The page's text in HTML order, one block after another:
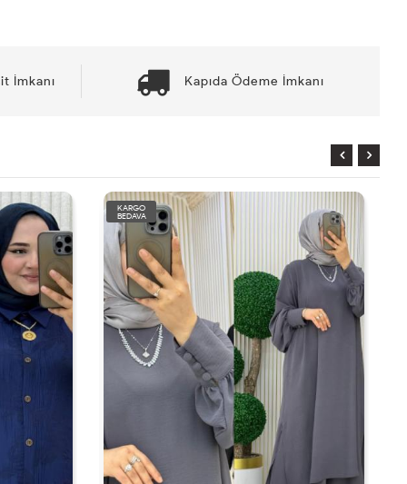
İmkanı Kapıda Ödeme İmkanı
KARGO
BEDAVA